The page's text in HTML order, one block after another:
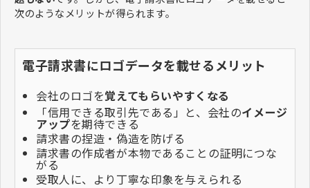
次のようなメリットが得られます。
電子請求書にロゴデータを載せるメリット
会社のロゴを覚えてもらいやすくなる
「信用できる取引先である」と、会社のイメージ
アップを期待できる
請求書の捏造・偽造を防げる
請求書の作成者が本物であることの証明につな
がる
受取人に、より丁寧な印象を与えられる